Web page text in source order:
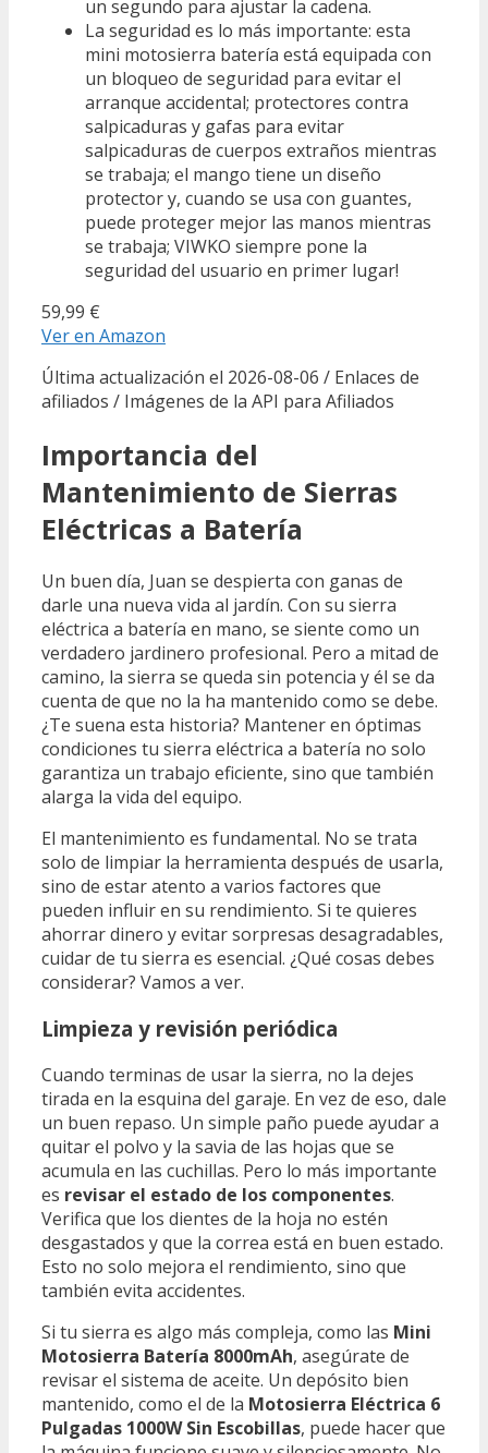
un segundo para ajustar la cadena.
La seguridad es lo más importante: esta
mini motosierra batería está equipada con
un bloqueo de seguridad para evitar el
arranque accidental; protectores contra
salpicaduras y gafas para evitar
salpicaduras de cuerpos extraños mientras
se trabaja; el mango tiene un diseño
protector y, cuando se usa con guantes,
puede proteger mejor las manos mientras
se trabaja; VIWKO siempre pone la
seguridad del usuario en primer lugar!
59,99 €
Ver en Amazon
Última actualización el 2026-08-06 / Enlaces de
afiliados / Imágenes de la API para Afiliados
Importancia del
Mantenimiento de Sierras
Eléctricas a Batería
Un buen día, Juan se despierta con ganas de
darle una nueva vida al jardín. Con su sierra
eléctrica a batería en mano, se siente como un
verdadero jardinero profesional. Pero a mitad de
camino, la sierra se queda sin potencia y él se da
cuenta de que no la ha mantenido como se debe.
¿Te suena esta historia? Mantener en óptimas
condiciones tu sierra eléctrica a batería no solo
garantiza un trabajo eficiente, sino que también
alarga la vida del equipo.
El mantenimiento es fundamental. No se trata
solo de limpiar la herramienta después de usarla,
sino de estar atento a varios factores que
pueden influir en su rendimiento. Si te quieres
ahorrar dinero y evitar sorpresas desagradables,
cuidar de tu sierra es esencial. ¿Qué cosas debes
considerar? Vamos a ver.
Limpieza y revisión periódica
Cuando terminas de usar la sierra, no la dejes
tirada en la esquina del garaje. En vez de eso, dale
un buen repaso. Un simple paño puede ayudar a
quitar el polvo y la savia de las hojas que se
acumula en las cuchillas. Pero lo más importante
es revisar el estado de los componentes.
Verifica que los dientes de la hoja no estén
desgastados y que la correa está en buen estado.
Esto no solo mejora el rendimiento, sino que
también evita accidentes.
Si tu sierra es algo más compleja, como las Mini
Motosierra Batería 8000mAh, asegúrate de
revisar el sistema de aceite. Un depósito bien
mantenido, como el de la Motosierra Eléctrica 6
Pulgadas 1000W Sin Escobillas, puede hacer que